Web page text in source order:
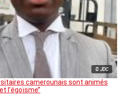
© JDC
camerounais sont animés
l’égoïsme’’